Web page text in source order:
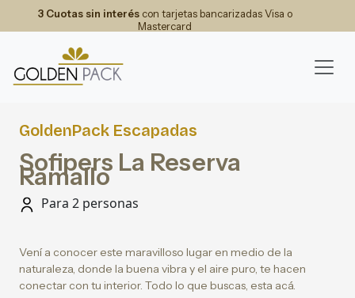
3 Cuotas sin interéscon tarjetas bancarizadas Visa o
Mastercard
GoldenPack Escapadas
Sofipers La Reserva
Ramallo
Para 2 personas
Vení a conocer este maravilloso lugar en medio de la
naturaleza, donde la buena vibra y el aire puro, te hacen
conectar con tu interior. Todo lo que buscas, esta acá.